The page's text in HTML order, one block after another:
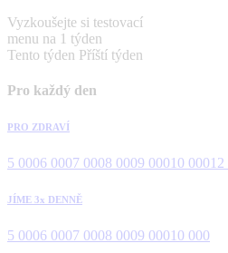
Vyzkoušejte si testovací
menu na 1 týden
Tento týden Příští týden
Pro každý den
PRO ZDRAVÍ
5 0006 0007 0008 0009 00010 00012
JÍME 3x DENNĚ
5 0006 0007 0008 0009 00010 000